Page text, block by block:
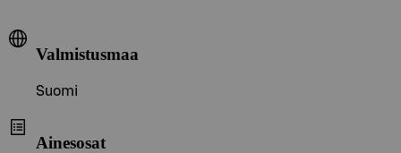
Valmistusmaa
Suomi
Ainesosat